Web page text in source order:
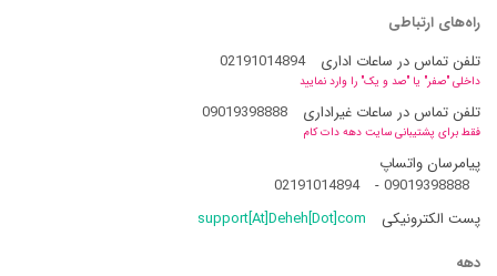
راه‌های ارتباطی
تلفن تماس در ساعات اداری
02191014894
داخلی "صفر" یا "صد و یک" را وارد نمایید
تلفن تماس در ساعات غیراداری 09019398888
فقط برای پشتیبانی سایت دهه دات کام
پیامرسان واتساپ
09019398888
-
02191014894
پست الکترونیکی
support[At]Deheh[Dot]com
دهه